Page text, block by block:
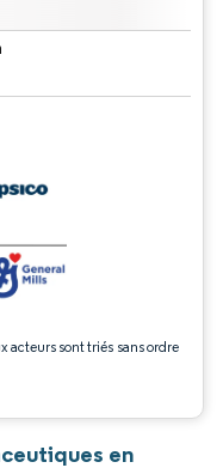
acteurs sont triés sans ordre
nécessite une attribution sous CC
en